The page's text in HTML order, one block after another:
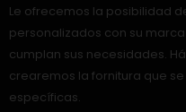
Le ofrecemos la posibilidad
personalizados con su
cumplan sus necesidades.
crearemos la fornitura que
específicas.